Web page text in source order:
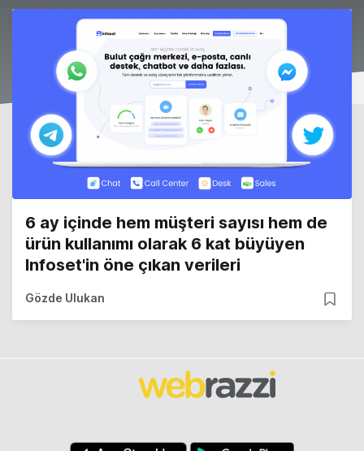
6 ay içinde hem müşteri sayısı hem de
ürün kullanımı olarak 6 kat büyüyen
Infoset'in öne çıkan verileri
Gözde Ulukan